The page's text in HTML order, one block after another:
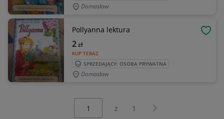
Domasław
Pollyanna lektura
KUP TERAZ
2zł
SPRZEDAJĄCY: OSOBA PRYWATNA
Domasław
z 1 Następna strona